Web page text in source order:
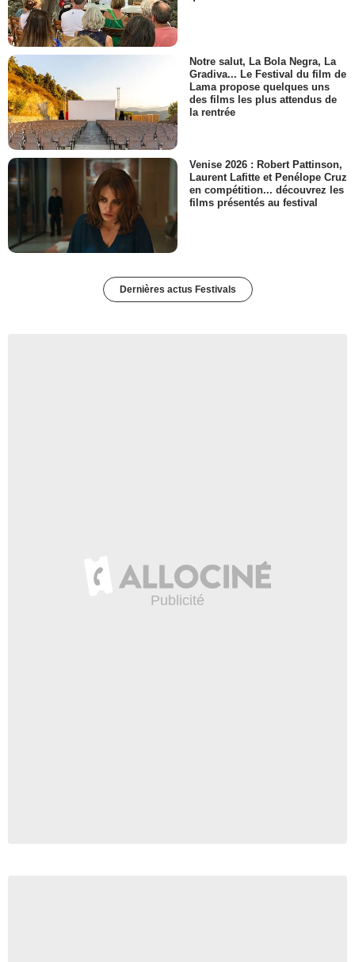
Notre salut, La Bola Negra, La
Gradiva... Le Festival du film de
Lama propose quelques uns
des films les plus attendus de
la rentrée
Venise 2026 : Robert Pattinson,
Laurent Lafitte et Penélope Cruz
en compétition... découvrez les
films présentés au festival
Dernières actus Festivals